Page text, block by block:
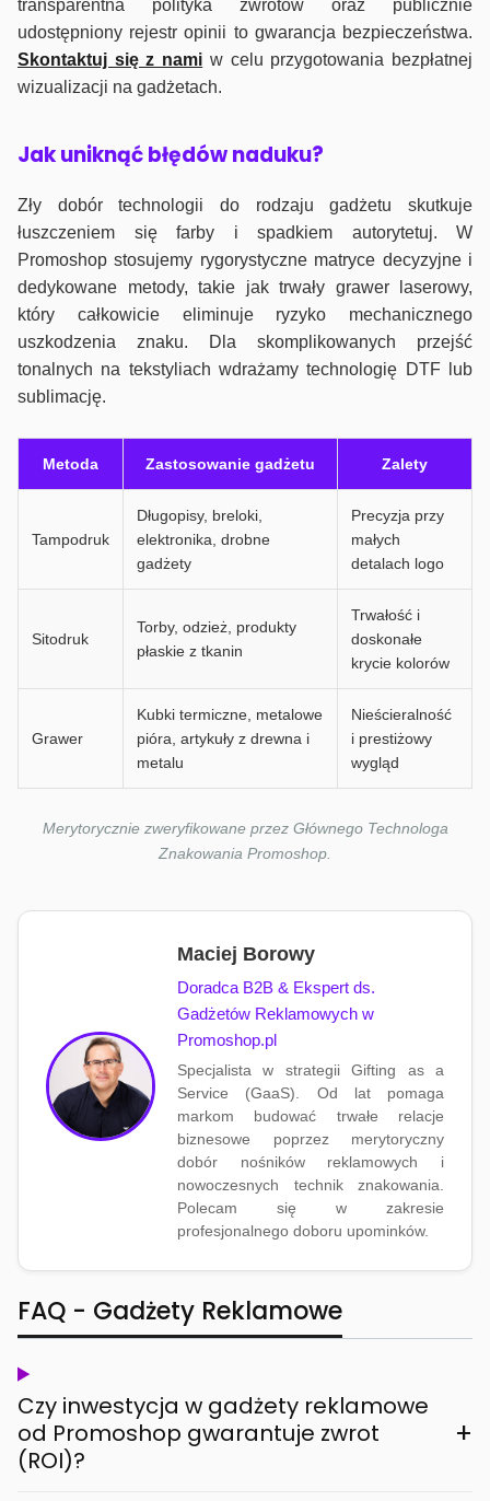
transparentna polityka zwrotów oraz publicznie
udostępniony rejestr opinii to gwarancja bezpieczeństwa.
Skontaktuj się z nami w celu przygotowania bezpłatnej
wizualizacji na gadżetach.
Jak uniknąć błędów naduku?
Zły dobór technologii do rodzaju gadżetu skutkuje
łuszczeniem się farby i spadkiem autorytetuj. W
Promoshop stosujemy rygorystyczne matryce decyzyjne i
dedykowane metody, takie jak trwały grawer laserowy,
który całkowicie eliminuje ryzyko mechanicznego
uszkodzenia znaku. Dla skomplikowanych przejść
tonalnych na tekstyliach wdrażamy technologię DTF lub
sublimację.
Metoda Zastosowanie gadżetu Zalety
Tampodruk
Długopisy, breloki,
elektronika, drobne
gadżety
Precyzja przy
małych
detalach logo
Sitodruk
Torby, odzież, produkty
płaskie z tkanin
Trwałość i
doskonałe
krycie kolorów
Grawer
Kubki termiczne, metalowe
pióra, artykuły z drewna i
metalu
Nieścieralność
i prestiżowy
wygląd
Merytorycznie zweryfikowane przez Głównego Technologa
Znakowania Promoshop.
Maciej Borowy
Doradca B2B & Ekspert ds.
Gadżetów Reklamowych w
Promoshop.pl
Specjalista w strategii Gifting as a
Service (GaaS). Od lat pomaga
markom budować trwałe relacje
biznesowe poprzez merytoryczny
dobór nośników reklamowych i
nowoczesnych technik znakowania.
Polecam się w zakresie
profesjonalnego doboru upominków.
FAQ - Gadżety Reklamowe
Czy inwestycja w gadżety reklamowe
od Promoshop gwarantuje zwrot
(ROI)?
+